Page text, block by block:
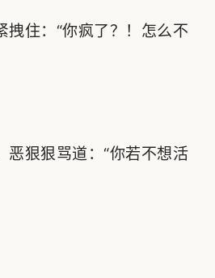
住：“你疯了？！怎么不
恶狠狠骂道：“你若不想活